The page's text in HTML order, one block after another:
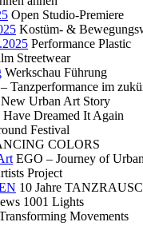
Open Studio-Premiere
Kostüm- &
Performance Plastic
Streetwear
Werkschau Führung
Tanzperformance im
Urban Art Story
Have Dreamed It Again
Festival
COLORS
EGO – Journey of
Project
10 Jahre
1001 Lights
Movements